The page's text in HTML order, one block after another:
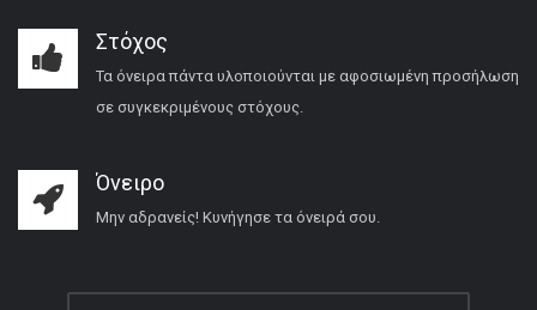
Στόχος
Τα όνειρα πάντα υλοποιούνται με αφοσιωμένη προσήλωση
σε συγκεκριμένους στόχους.
Όνειρο
Μην αδρανείς! Κυνήγησε τα όνειρά σου.